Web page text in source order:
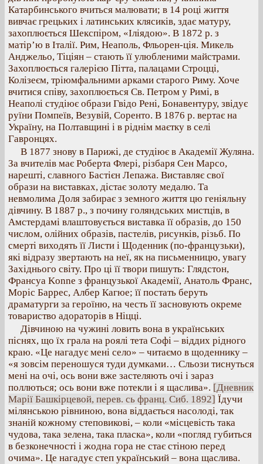
Катарбинського вчиться малювати; в 14 році життя
вивчає грецьких і латинських клясиків, здає матуру,
захоплюється Шекспіром, «Іліядою». В 1872 р. з
матір’ю в Італії. Рим, Неаполь, Фльорен-ція. Микель
Анджельо, Тіціян – стають її улюбленими майстрами.
Захоплюється галерією Пітта, палацами Строцці,
Колізеєм, тріюмфальними арками старого Риму. Хоче
вчитися співу, захоплюється Св. Петром у Римі, в
Неаполі студіює образи Гвідо Рені, Бонавентуру, звідує
руїни Помпеїв, Везувій, Соренто. В 1876 р. вертає на
Україну, на Полтавщині і в ріднім маєтку в селі
Гавронцях.
В 1877 знову в Парижі, де студіює в Академії Жуляна.
За вчителів має Роберта Флері, різбаря Сен Марсо,
нарешті, славного Бастієн Лепажа. Виставляє свої
образи на виставках, дістає золоту медалю. Та
невмолима Доля забирає з земного життя цю геніяльну
дівчину. В 1887 р., з почину голяндських мистців, в
Амстердамі влаштовується виставка її образів, до 150
числом, олійних образів, пастелів, рисунків, різьб. По
смерті виходять її Листи і Щоденник (по-французьки),
які відразу звертають на неї, як на письменницю, увагу
Західнього світу. Про ці її твори пишуть: Глядстон,
Франсуа Konne з французької Академії, Анатоль Франс,
Моріс Баррес, Албер Кагюе; її постать беруть
драматурги за героїню, на честь її засновують окреме
товариство адораторів в Ніцці.
Дівчиною на чужині ловить вона в українських
піснях, що їх грала на роялі тета Софі – віддих рідного
краю. «Це нагадує мені село» – читаємо в щоденнику –
«я зовсім переношуся туди думками… Сльози тиснуться
мені на очі, ось вони вже застеляють очі і зараз
поллються; ось вони вже потекли і я щаслива». [Дневник
Марії Башкірцевой, перев. сь франц. Сиб. 1892] Їдучи
мілянською рівниною, вона віддається насолоді, так
знаній кожному степовикові, – коли «місцевість така
чудова, така зелена, така пласка», коли «погляд губиться
в безконечності і жодна гора не стає стіною перед
очима». Це нагадує степ український – вона щаслива.